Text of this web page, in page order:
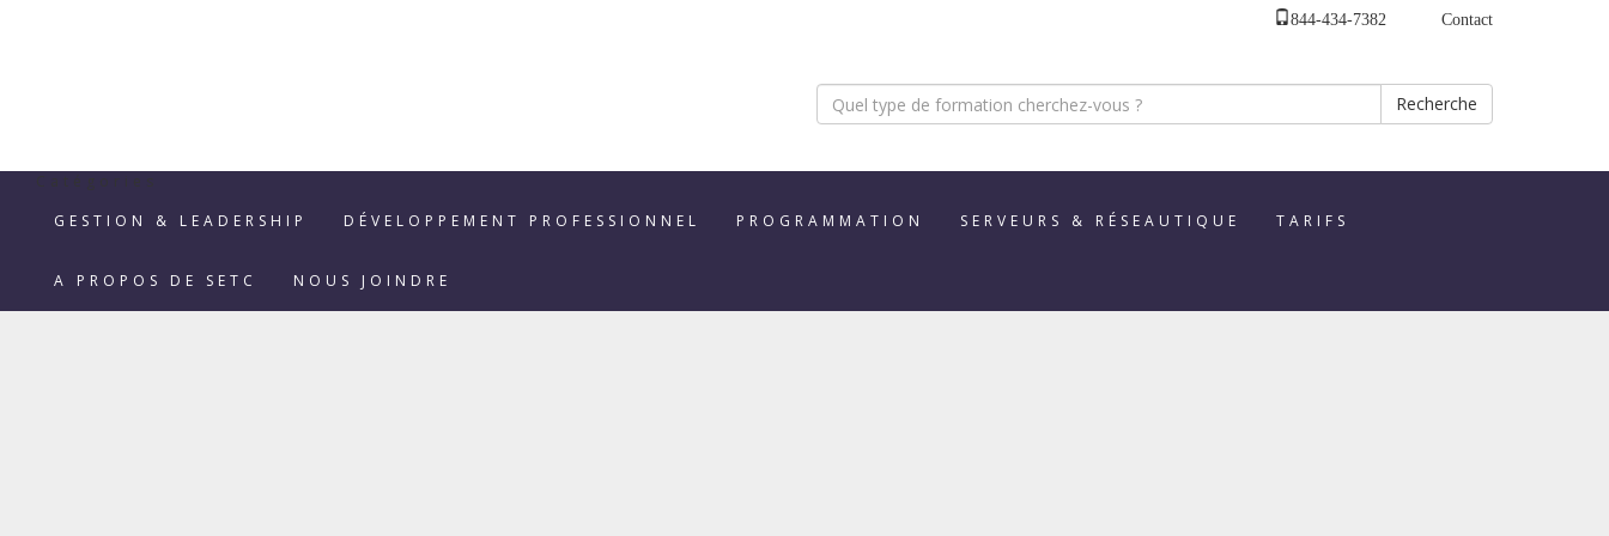
844-434-7382 Contact
Recherche
Catégories
GESTION & LEADERSHIP
DÉVELOPPEMENT PROFESSIONNEL PROGRAMMATION SERVEURS & RÉSEAUTIQUE TARIFS
A PROPOS DE SETC NOUS JOINDRE